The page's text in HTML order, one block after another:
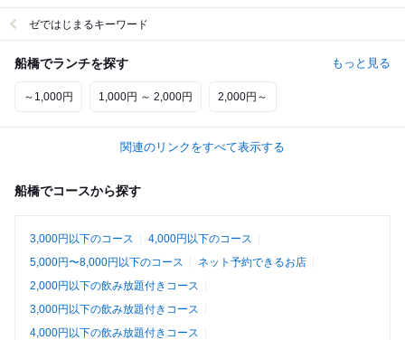
ゼではじまるキーワード
船橋でランチを探す もっと見る
～1,000円 1,000円 ～ 2,000円 2,000円～
関連のリンクをすべて表示する
船橋でコースから探す
3,000円以下のコース
4,000円以下のコース
5,000円〜8,000円以下のコース
ネット予約できるお店
2,000円以下の飲み放題付きコース
3,000円以下の飲み放題付きコース
4,000円以下の飲み放題付きコース